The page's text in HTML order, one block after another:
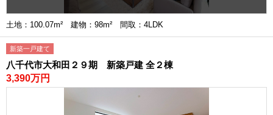
土地：100.07m² 建物：98m² 間取：4LDK
新築一戸建て
八千代市大和田２９期 新築戸建 全２棟
3,390万円